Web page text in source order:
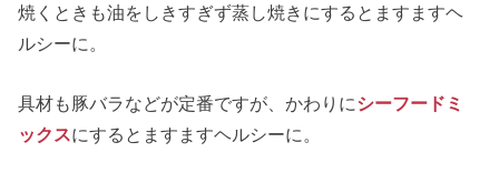
焼くときも油をしきすぎず蒸し焼きにするとますますヘ
ルシーに。
具材も豚バラなどが定番ですが、かわりにシーフードミ
ックスにするとますますヘルシーに。